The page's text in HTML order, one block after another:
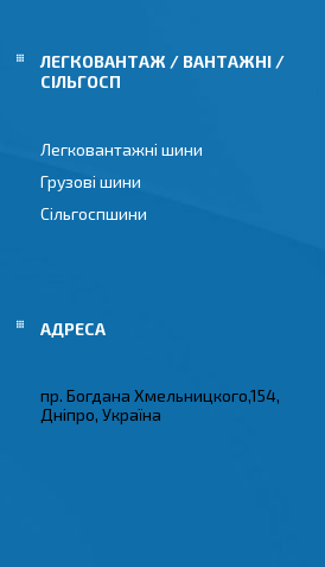
ЛЕГКОВАНТАЖ / ВАНТАЖНІ /
СІЛЬГОСП
Легковантажні шини
Грузові шини
Сільгоспшини
пр. Богдана Хмельницкого,154,
Дніпро, Україна